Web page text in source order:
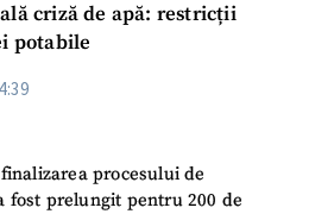
criză de apă: restricții
potabile
procesului de
fost prelungit pentru 200 de